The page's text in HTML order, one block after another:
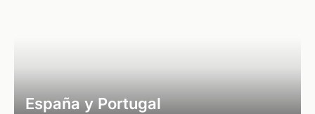
España y Portugal